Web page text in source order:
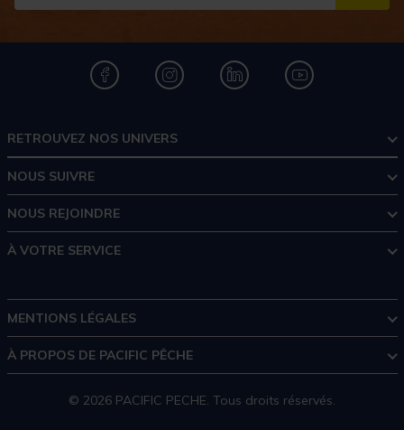
RETROUVEZ NOS UNIVERS
NOUS SUIVRE
NOUS REJOINDRE
À VOTRE SERVICE
MENTIONS LÉGALES
À PROPOS DE PACIFIC PÊCHE
© 2026 PACIFIC PECHE. Tous droits réservés.